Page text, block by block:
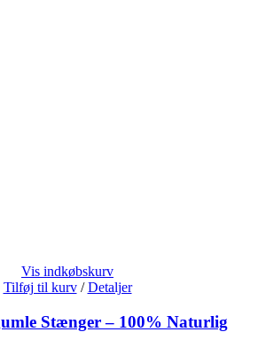
Vis indkøbskurv
Tilføj til kurv / Detaljer
Stænger – 100% Naturlig